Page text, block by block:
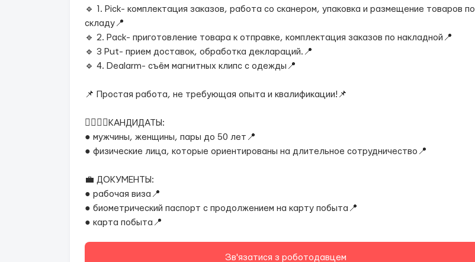
🔹️ 1. Pick- комплектация заказов, работа со сканером, упаковка и размещение товаров по
складу📍
🔹️ 2. Pack- приготовление товара к отправке, комплектация заказов по накладной📍
🔹️ 3 Put- прием доставок, обработка деклараций.📍
🔹️ 4. Dealarm- съём магнитных клипс с одежды📍
📌 Простая работа, не требующая опыта и квалификации!📌
🧍‍♂️🧍‍♀️КАНДИДАТЫ:
● мужчины, женщины, пары до 50 лет📍
● физические лица, которые ориентированы на длительное сотрудничество📍
💼 ДОКУМЕНТЫ:
● рабочая виза📍
● биометрический паспорт с продолжением на карту побыта📍
● карта побыта📍
Зв'язатися з роботодавцем